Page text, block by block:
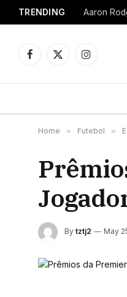
TRENDING
Facebook
X
Instagram
Home » Futebol »
By tztj2 May